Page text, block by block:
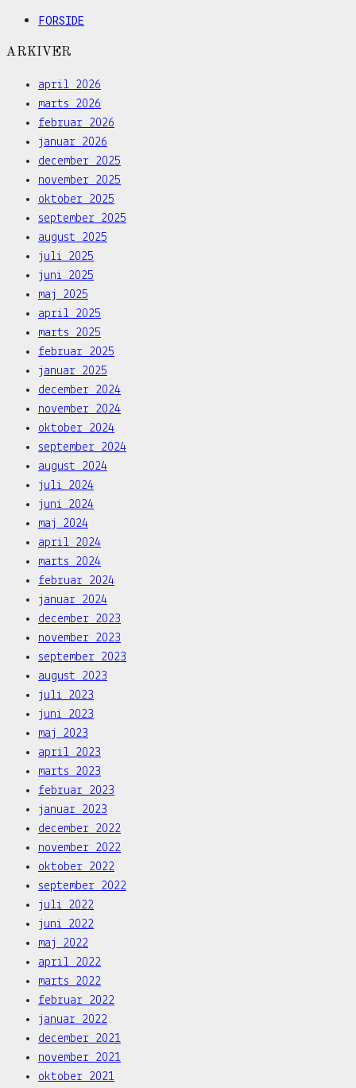
FORSIDE
ARKIVER
april 2026
marts 2026
februar 2026
januar 2026
december 2025
november 2025
oktober 2025
september 2025
august 2025
juli 2025
juni 2025
maj 2025
april 2025
marts 2025
februar 2025
januar 2025
december 2024
november 2024
oktober 2024
september 2024
august 2024
juli 2024
juni 2024
maj 2024
april 2024
marts 2024
februar 2024
januar 2024
december 2023
november 2023
september 2023
august 2023
juli 2023
juni 2023
maj 2023
april 2023
marts 2023
februar 2023
januar 2023
december 2022
november 2022
oktober 2022
september 2022
juli 2022
juni 2022
maj 2022
april 2022
marts 2022
februar 2022
januar 2022
december 2021
november 2021
oktober 2021